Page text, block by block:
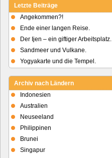
Letzte Beiträge
Angekommen?!
Ende einer langen Reise.
Der Ijen – ein giftiger Arbeitsplatz.
Sandmeer und Vulkane.
Yogyakarte und die Tempel.
Archiv nach Ländern
Indonesien
Australien
Neuseeland
Philippinen
Brunei
Singapur